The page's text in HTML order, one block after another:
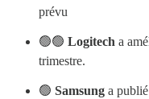
prévu
🟢🟢 Logitech a
trimestre.
🟢 Samsung a